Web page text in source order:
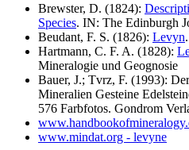
Brewster, D. (1824):
Species. IN: The Edinburgh
Beudant, F. S. (1826): Levyn
Hartmann, C. F. A. (1828):
Mineralogie und Geognosie
Bauer, J.; Tvrz, F. (1993):
Mineralien Gesteine
576 Farbfotos. Gondrom
www.mindat.org - levyne